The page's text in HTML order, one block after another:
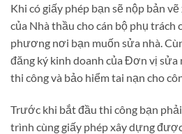
Khi có giấy phép bạn sẽ nộp bản
của Nhà thầu cho cán bộ phụ trách
phương nơi bạn muốn sửa nhà.
đăng ký kinh doanh của Đơn vị sửa
thi công và bảo hiểm tai nạn cho
Trước khi bắt đầu thi công bạn
trình cùng giấy phép xây dựng